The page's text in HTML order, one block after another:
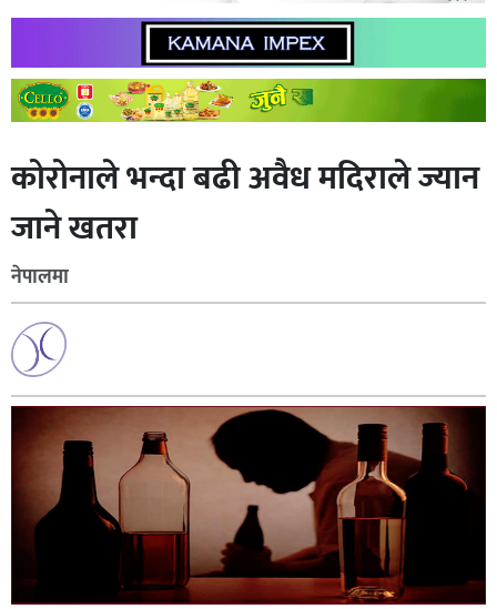
कोरोनाले भन्दा बढी अवैध मदिराले ज्यान
जाने खतरा
नेपालमा